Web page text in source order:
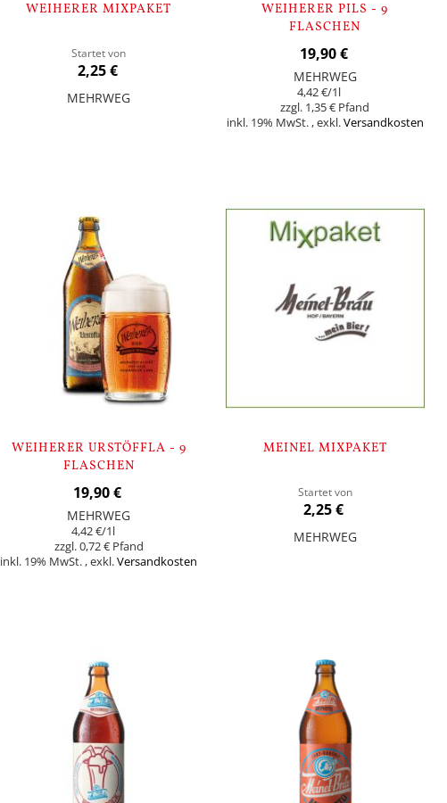
WEIHERER MIXPAKET
Startet von
2,25 €
MEHRWEG
WEIHERER PILS - 9
FLASCHEN
19,90 €
MEHRWEG
4,42 €/1l
1,35 €
inkl. 19% MwSt. ,exkl.Versandkosten
WEIHERER URSTÖFFLA - 9
FLASCHEN
19,90 €
MEHRWEG
4,42 €/1l
0,72 €
inkl. 19% MwSt. ,exkl.Versandkosten
MEINEL MIXPAKET
Startet von
2,25 €
MEHRWEG